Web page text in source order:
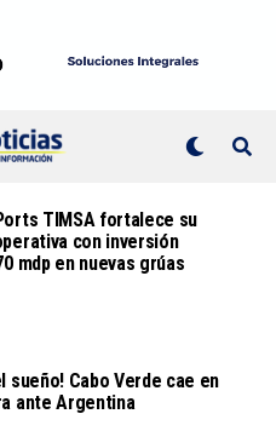
TIMSA fortalece su
con inversión
mdp en nuevas grúas
sueño! Cabo Verde cae en
ante Argentina